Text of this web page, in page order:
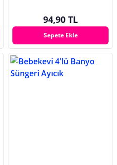
94,90 TL
Sepete Ekle